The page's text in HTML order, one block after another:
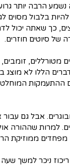
נשמע הרבה יותר
בלבול מסוים
כך שאתה יכול
סיוטים חוזרים.
זומבים,
הללו לא מוצג
אבל גם
למרות שההורה
מפחדים ממוזיקת